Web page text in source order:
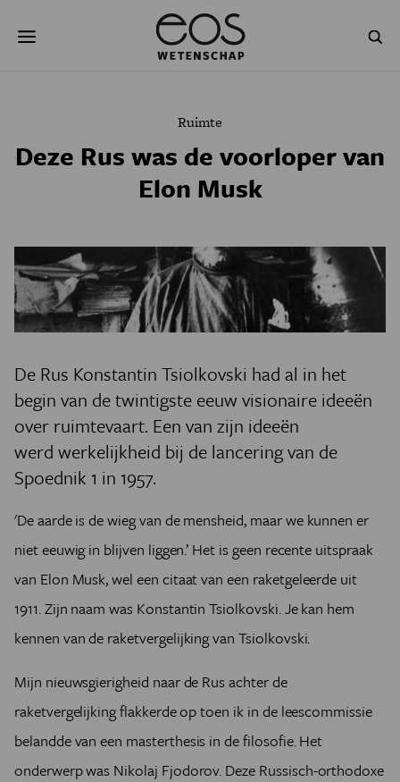
naar
NATUURWETENSCHAPPEN GESCHIEDENIS
PODCAST AGENDA
JONGE UITDAGERS
Ruimte
Deze Rus was de voorloper van
Elon Musk
De Rus Konstantin Tsiolkovski had al in het
begin van de twintigste eeuw visionaire ideeën
over ruimtevaart. Een van zijn ideeën
werd werkelijkheid bij de lancering van de
Spoednik 1 in 1957.
'De aarde is de wieg van de mensheid, maar we kunnen er
niet eeuwig in blijven liggen.’ Het is geen recente uitspraak
van Elon Musk, wel een citaat van een raketgeleerde uit
1911. Zijn naam was Konstantin Tsiolkovski. Je kan hem
kennen van de raketvergelijking van Tsiolkovski.
Mijn nieuwsgierigheid naar de Rus achter de
raketvergelijking flakkerde op toen ik in de leescommissie
belandde van een masterthesis in de filosofie. Het
onderwerp was Nikolaj Fjodorov. Deze Russisch-orthodoxe